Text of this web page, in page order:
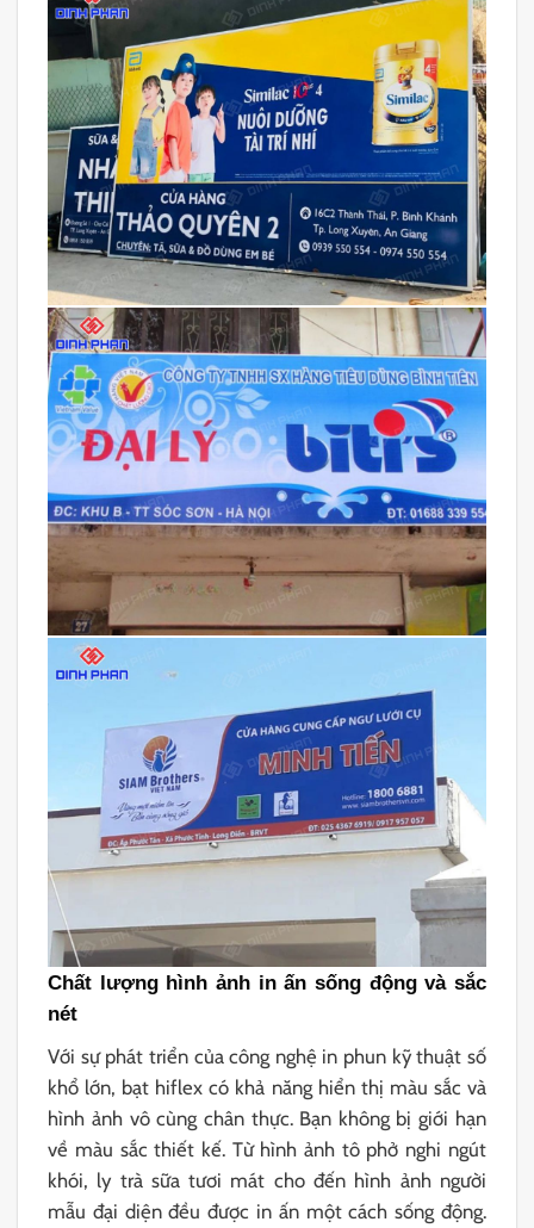
Chất lượng hình ảnh in ấn sống động và sắc
nét
Với sự phát triển của công nghệ in phun kỹ thuật số
khổ lớn, bạt hiflex có khả năng hiển thị màu sắc và
hình ảnh vô cùng chân thực. Bạn không bị giới hạn
về màu sắc thiết kế. Từ hình ảnh tô phở nghi ngút
khói, ly trà sữa tươi mát cho đến hình ảnh người
mẫu đại diện đều được in ấn một cách sống động.